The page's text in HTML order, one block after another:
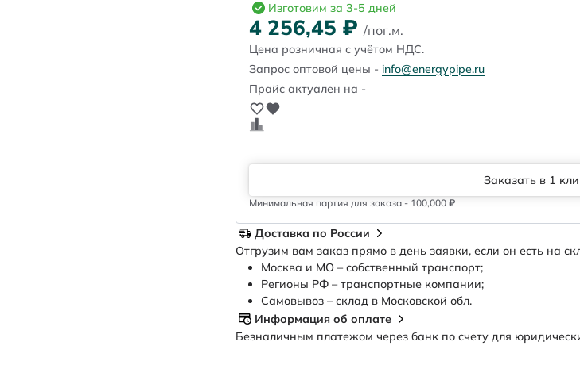
Изготовим за 3-5 дней
4 256,45 ₽ /пог.м.
Цена розничная с учётом НДС.
Запрос оптовой цены - info@energypipe.ru
Прайс актуален на -
Заказать в 1
Минимальная партия для заказа - 100,000 ₽
Доставка по России
Отгрузим вам заказ прямо в день заявки, если он есть на
Москва и МО – собственный транспорт;
Регионы РФ – транспортные компании;
Самовывоз – склад в Московской обл.
Информация об оплате
Безналичным платежом через банк по счету для